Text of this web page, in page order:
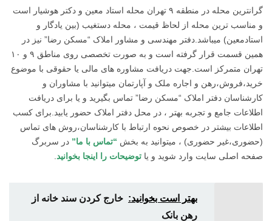
گرانترین محله در منطقه ۹ تهران محله استاد معین و دکتر هوشیار است
و مناسب ترین محله از لحاظ قیمت ، محله دستغیب (بین یادگار و
استادمعین) میباشد.دفتر مهندسی و مشاور املاک “مسکن رضا” نیز در
همین قسمت قرار گرفته است و به صورت تخصصی روی مناطق ۹ و ۱۰
تهران متمرکز است.جهت دریافت مشاوره های مالی یا حقوقی با موضوع
خرید،فروش،رهن و اجاره ملک و آپارتمان میتوانید با مشاوران و
کارشناسان دفتر املاک “مسکن رضا” تماس بگیرید و یا برای دریافت
اطلاعات جامع و تجربه بهتر ، در محل دفتر املاک حضور یابید.برای کسب
اطلاعات بیشتر در خصوص نحوه ارتباط با کارشناسان،روش های تماس
(حضوری،غیر حضوری) ، میتوانید به بخش “تماس با ما” در سربرگ
صفحه اصلی سایت وارد شوید و یا توضیحات را اینجا بخوانید
بهتر است بخوانید: خارج کردن سند خانه از
رهن بانک